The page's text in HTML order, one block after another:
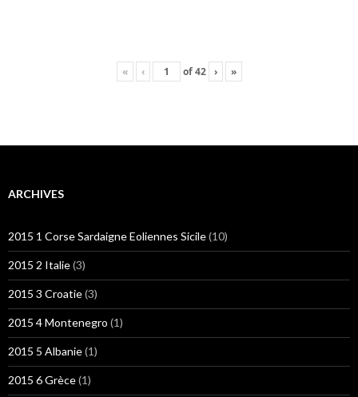
« ‹ of42 › »
ARCHIVES
2015 1 Corse Sardaigne Eoliennes Sicile(10)
2015 2 Italie(3)
2015 3 Croatie(3)
2015 4 Montenegro (1)
2015 5 Albanie(1)
2015 6 Grèce(1)